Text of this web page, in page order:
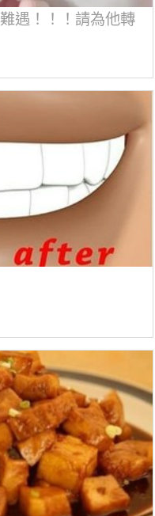
遇！！！請為他轉